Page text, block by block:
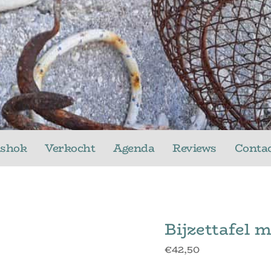
Verkocht Agenda Reviews
Bijzettafel
€42,50